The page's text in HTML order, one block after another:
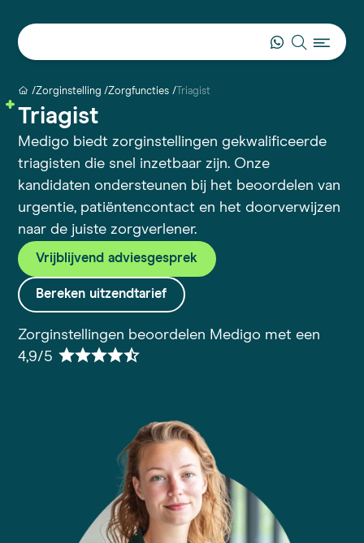
Zorginstelling Zorgfuncties Triagist
Triagist
Medigo biedt zorginstellingen gekwalificeerde
triagisten die snel inzetbaar zijn. Onze
kandidaten ondersteunen bij het beoordelen van
urgentie, patiëntencontact en het doorverwijzen
naar de juiste zorgverlener.
Vrijblijvend adviesgesprek
Bereken uitzendtarief
Zorginstellingen beoordelen Medigo met een
4,9/5